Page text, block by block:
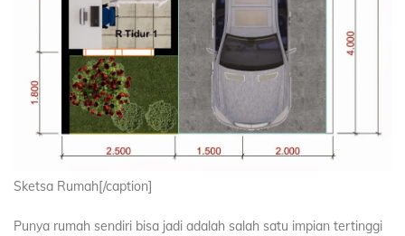
Sketsa Rumah[/caption]
Punya rumah sendiri bisa jadi adalah salah satu impian tertinggi